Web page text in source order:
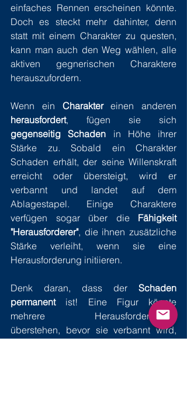
einfaches Rennen erscheinen könnte.
Doch es steckt mehr dahinter, denn
statt mit einem Charakter zu questen,
kann man auch den Weg wählen, alle
aktiven gegnerischen Charaktere
herauszufordern.
Wenn ein Charakter
herausfordert
gegenseitig Schaden in Höhe ihrer
Stärke zu. Sobald ein Charakter
Schaden erhält, der seine Willenskraft
erreicht oder übersteigt, wird er
verbannt und landet auf dem
Ablagestapel. Einige Charaktere
verfügen sogar über die Fähigkeit
"Herausforderer", die ihnen zusätzliche
Stärke verleiht, wenn sie eine
Herausforderung initiieren.
Denk daran, dass der Schaden
permanent ist! Eine Figur könnte
mehrere Herausforderungen
überstehen, bevor sie verbannt wird,